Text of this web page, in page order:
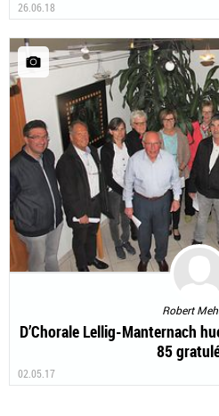
26.06.18
Robert
D’Chorale Lellig-Manternach
85
02.05.17